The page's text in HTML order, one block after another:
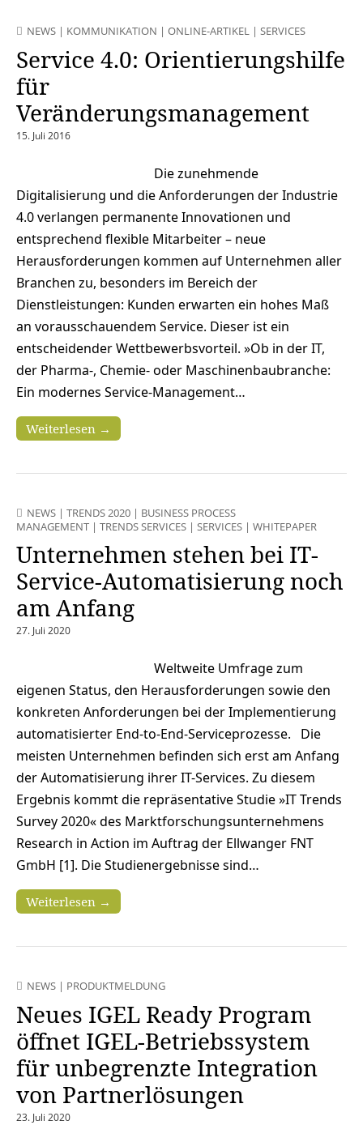
NEWS | KOMMUNIKATION | ONLINE-ARTIKEL | SERVICES
Service 4.0: Orientierungshilfe
für
Veränderungsmanagement
15. Juli 2016
Die zunehmende
Digitalisierung und die Anforderungen der Industrie
4.0 verlangen permanente Innovationen und
entsprechend flexible Mitarbeiter – neue
Herausforderungen kommen auf Unternehmen aller
Branchen zu, besonders im Bereich der
Dienstleistungen: Kunden erwarten ein hohes Maß
an vorausschauendem Service. Dieser ist ein
entscheidender Wettbewerbsvorteil. »Ob in der IT,
der Pharma-, Chemie- oder Maschinenbaubranche:
Ein modernes Service-Management…
Weiterlesen →
NEWS | TRENDS 2020 | BUSINESS PROCESS
MANAGEMENT | TRENDS SERVICES | SERVICES | WHITEPAPER
Unternehmen stehen bei IT-
Service-Automatisierung noch
am Anfang
27. Juli 2020
Weltweite Umfrage zum
eigenen Status, den Herausforderungen sowie den
konkreten Anforderungen bei der Implementierung
automatisierter End-to-End-Serviceprozesse. Die
meisten Unternehmen befinden sich erst am Anfang
der Automatisierung ihrer IT-Services. Zu diesem
Ergebnis kommt die repräsentative Studie »IT Trends
Survey 2020« des Marktforschungsunternehmens
Research in Action im Auftrag der Ellwanger FNT
GmbH [1]. Die Studienergebnisse sind…
Weiterlesen →
NEWS | PRODUKTMELDUNG
Neues IGEL Ready Program
öffnet IGEL-Betriebssystem
für unbegrenzte Integration
von Partnerlösungen
23. Juli 2020